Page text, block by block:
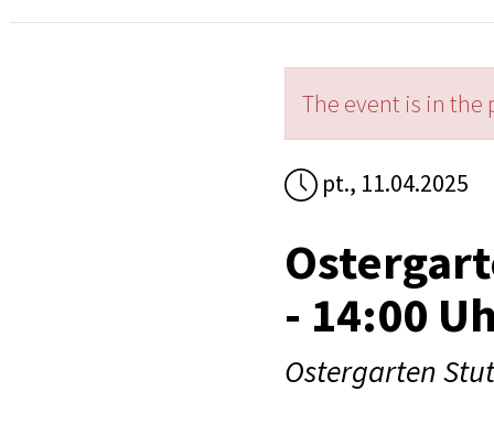
The event is in the
pt., 11.04.2025
- 14:00
Ostergarten